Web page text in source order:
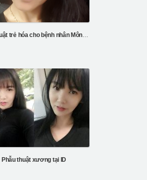
Phẫu thuật trẻ hóa cho bệnh nhân Mông Cổ của bệnh viện ID
Phẫu thuật xương tại ID